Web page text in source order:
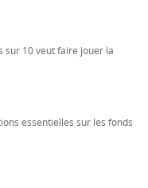
sur 10 veut faire jouer la
essentielles sur les fonds